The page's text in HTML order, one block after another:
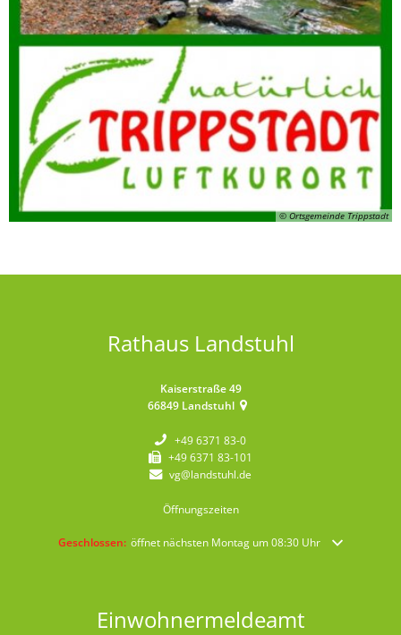
© Ortsgemeinde Trippstadt
Rathaus Landstuhl
Kaiserstraße 49
66849 Landstuhl
+49 6371 83-0
+49 6371 83-101
vg@landstuhl.de
Öffnungszeiten
Klicken, um weitere Öffnungs- oder Schließzeiten auszublenden
Geschlossen: öffnet nächsten Montag um 08:30 Uhr
Einwohnermeldeamt